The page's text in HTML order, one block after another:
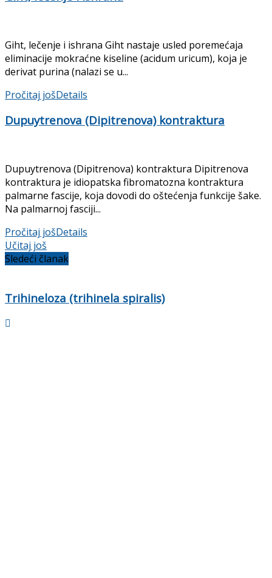
Giht, lečenje i ishrana Giht nastaje usled poremećaja
eliminacije mokraćne kiseline (acidum uricum), koja je
derivat purina (nalazi se u...
Pročitaj jošDetails
Dupuytrenova (Dipitrenova) kontraktura
Dupuytrenova (Dipitrenova) kontraktura Dipitrenova
kontraktura je idiopatska fibromatozna kontraktura
palmarne fascije, koja dovodi do oštećenja funkcije šake.
Na palmarnoj fasciji...
Pročitaj jošDetails
Učitaj još
Sledeći članak
Trihineloza (trihinela spiralis)